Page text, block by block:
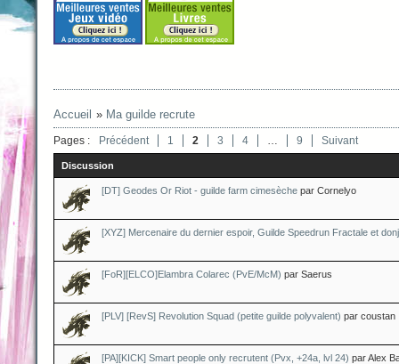
Accueil » Ma guilde recrute
Pages : Précédent 1 2 3 4 … 9 Suivant
Discussion
[DT] Geodes Or Riot - guilde farm cimesèche par Cornelyo
[XYZ] Mercenaire du dernier espoir, Guilde Speedrun Fractale et
[FoR][ELCO]Elambra Colarec (PvE/McM) par Saerus
[PLV] [RevS] Revolution Squad (petite guilde polyvalent) par coustan
[PA][KICK] Smart people only recrutent (Pvx, +24a, lvl 24) par Alex